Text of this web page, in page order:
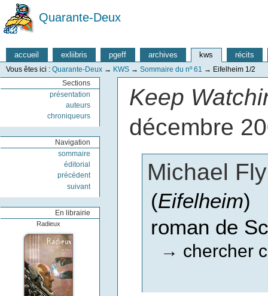
Quarante-Deux
accueil exliibris pgeff archives kws récits
Vous êtes ici : Quarante-Deux → KWS → Sommaire du nº 61 → Eifelheim 1/2
Sections
présentation
auteurs
chroniqueurs
Navigation
sommaire
éditorial
précédent
suivant
En librairie
Radieux
Keep
décembre
Michael
(Eifelheim)
roman de
→ chercher